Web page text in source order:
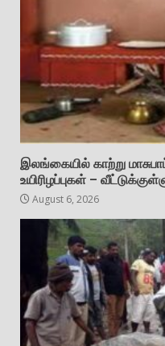
இலங்கையில் காற்று
உயிரிழப்புகள் –
August 6, 2026